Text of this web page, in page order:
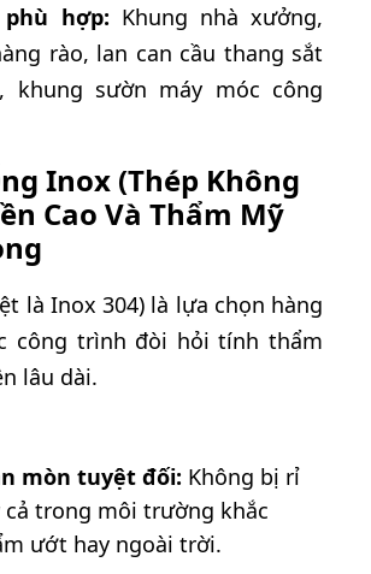
hợp: Khung nhà xưởng,
rào, lan can cầu thang sắt
khung sườn máy móc công
Inox (Thép Không
Cao Và Thẩm Mỹ
là Inox 304) là lựa chọn hàng
công trình đòi hỏi tính thẩm
lâu dài.
mòn tuyệt đối: Không bị rỉ
cả trong môi trường khắc
ướt hay ngoài trời.